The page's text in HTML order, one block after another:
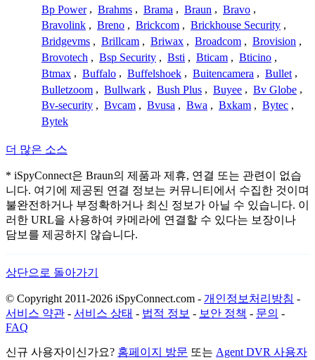
Bp Power , Brahms , Brama , Braun , Bravo ,
Bravolink , Breno , Brickcom , Brickhouse Security ,
Bridgevms , Brillcam , Briwax , Broadcom , Brovision ,
Brovotech , Bsp Security , Bsti , Bticam , Bticino ,
Btmax , Buffalo , Buffelshoek , Buitencamera , Bullet ,
Bulletzoom , Bullwark , Bush Plus , Buyee , Bv Globe ,
Bv-security , Bvcam , Bvusa , Bwa , Bxkam , Bytec ,
Bytek
더 많은 소스
* iSpyConnect은 Braun의 제품과 제휴, 연결 또는 관련이 없습
니다. 여기에 제공된 연결 정보는 커뮤니티에서 수집한 것이며
불완전하거나 부정확하거나 최신 정보가 아닐 수 있습니다. 이
러한 URL을 사용하여 카메라에 연결할 수 있다는 보장이나
담보를 제공하지 않습니다.
상단으로 돌아가기
© Copyright 2011-2026 iSpyConnect.com - 개인정보처리방침 -
서비스 약관 - 서비스 상태 - 법적 정보 - 보안 정책 - 문의 -
FAQ
신규 사용자이신가요? 홈페이지 방문 또는 Agent DVR 사용자